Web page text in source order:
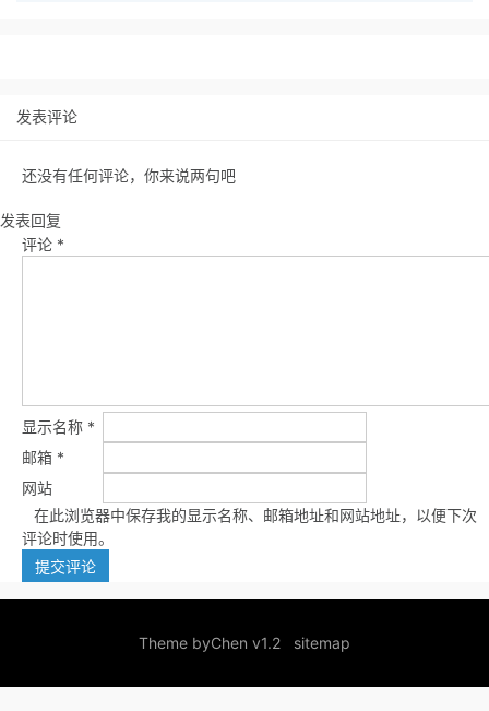
发表评论
还没有任何评论，你来说两句吧
发表回复
评论 *
显示名称 *
邮箱 *
网站
在此浏览器中保存我的显示名称、邮箱地址和网站地址，以便下次
评论时使用。
Theme byChen v1.2 sitemap